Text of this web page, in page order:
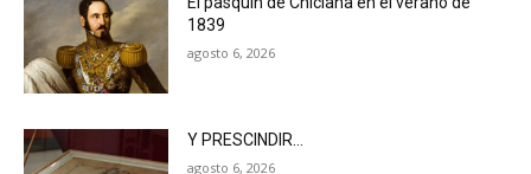
1839
agosto 6, 2026
Y PRESCINDIR…
agosto 6, 2026